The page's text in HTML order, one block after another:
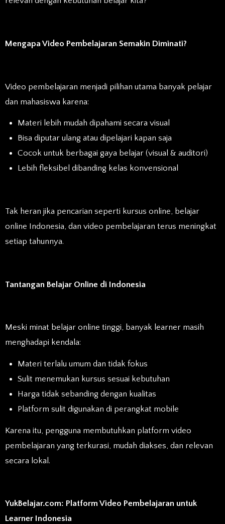
Mengapa Video Pembelajaran Semakin Diminati?
Video pembelajaran menjadi pilihan utama banyak pelajar
dan mahasiswa karena:
Materi lebih mudah dipahami secara visual
Bisa diputar ulang atau dipelajari kapan saja
Cocok untuk berbagai gaya belajar (visual & auditori)
Lebih fleksibel dibanding kelas konvensional
Tak heran jika pencarian seperti kursus online, belajar
online Indonesia, dan video pembelajaran terus meningkat
setiap tahunnya.
Tantangan Belajar Online di Indonesia
Meski minat belajar online tinggi, banyak learner masih
menghadapi kendala:
Materi terlalu umum dan tidak fokus
Sulit menemukan kursus sesuai kebutuhan
Harga tidak sebanding dengan kualitas
Platform sulit digunakan di perangkat mobile
Karena itu, pengguna membutuhkan platform video
pembelajaran yang terkurasi, mudah diakses, dan relevan
secara lokal.
YukBelajar.com: Platform Video Pembelajaran untuk
Learner Indonesia